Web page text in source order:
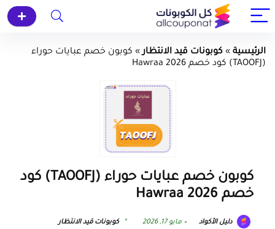
الرئيسية » كوبونات قيد الانتظار» كوبون خصم عبايات حوراء
(TAOOFJ) كود خصم Hawraa 2026
كوبون خصم عبايات حوراء (TAOOFJ) كود
خصم Hawraa 2026
دليل الأكواد مايو 17, 2026 كوبونات قيد الانتظار